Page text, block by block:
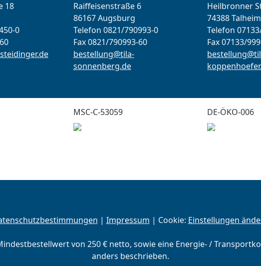
18
0
Raiffeisenstraße 6
86167 Augsburg
Telefon 0821/790993-0
Fax 0821/790993-60
bestellung@tila-
sonnenberg.de
Heilbronner
74388 Talheim
Telefon
Fax 07133/
MSC-C-53059 DE-ÖKO-006
| Impressum | Cookie: Einstellungen
von 250 € netto, sowie eine Energie- /
anders beschrieben.